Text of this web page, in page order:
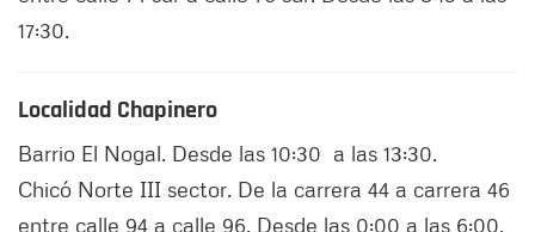
17:30.
Localidad Chapinero
Barrio El Nogal. Desde las 10:30 a las 13:30.
Chicó Norte III sector. De la carrera 44 a carrera 46
entre calle 94 a calle 96. Desde las 0:00 a las 6:00.